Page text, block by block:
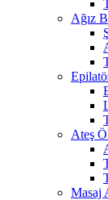
Ağız
Ateş
Masaj